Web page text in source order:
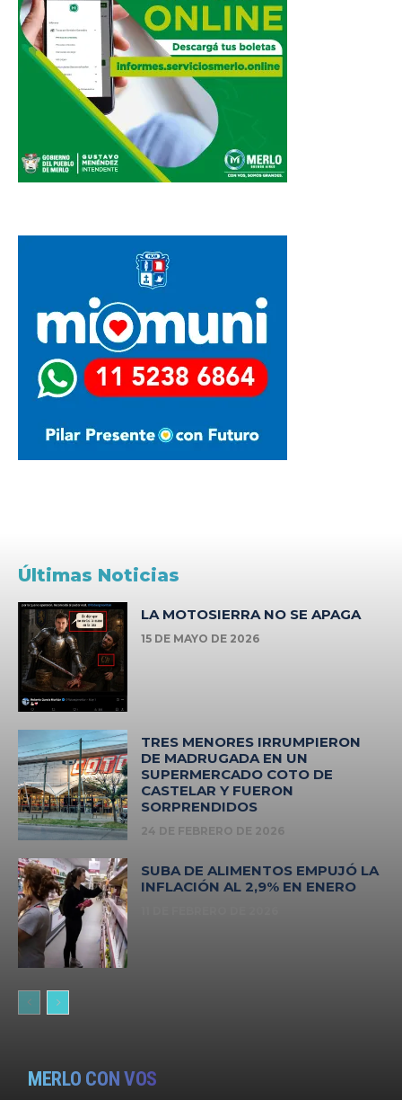
Últimas Noticias
LA MOTOSIERRA NO SE APAGA
15 DE MAYO DE 2026
TRES MENORES IRRUMPIERON
DE MADRUGADA EN UN
SUPERMERCADO COTO DE
CASTELAR Y FUERON
SORPRENDIDOS
24 DE FEBRERO DE 2026
SUBA DE ALIMENTOS EMPUJÓ LA
INFLACIÓN AL 2,9% EN ENERO
MERLO CON VOS